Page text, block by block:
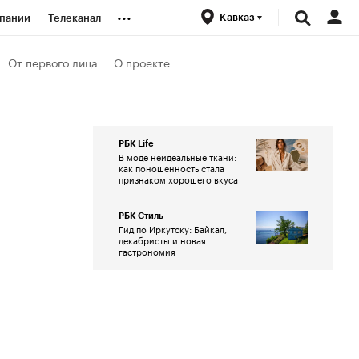
Телеканал ... Кавказ
От первого лица О проекте
РБК Life
В моде неидеальные ткани:
как поношенность стала
признаком хорошего вкуса
РБК Стиль
Гид по Иркутску: Байкал,
декабристы и новая
гастрономия